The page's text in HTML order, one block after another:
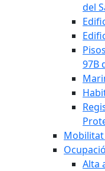
del
97B
Ocupació
Alta